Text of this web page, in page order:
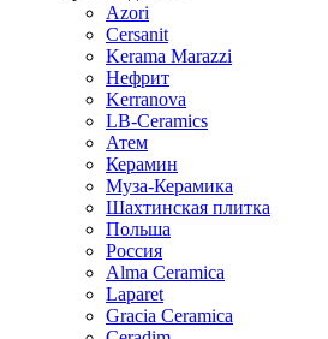
Azori
Cersanit
Kerama Marazzi
Нефрит
Kerranova
LB-Ceramics
Атем
Керамин
Муза-Керамика
Шахтинская плитка
Польша
Россия
Alma Ceramica
Laparet
Gracia Ceramica